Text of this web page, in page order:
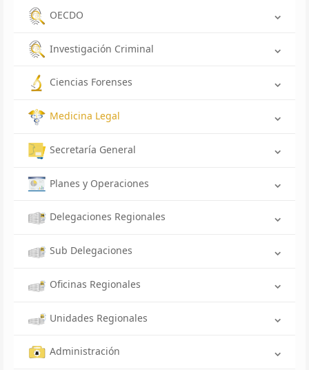
OECDO
Investigación Criminal
Ciencias Forenses
Medicina Legal
Secretaría General
Planes y Operaciones
Delegaciones Regionales
Sub Delegaciones
Oficinas Regionales
Unidades Regionales
Administración